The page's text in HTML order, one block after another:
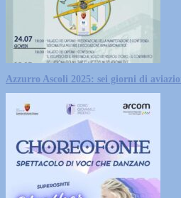
Azzurro Ascoli 2025: sei giorni di